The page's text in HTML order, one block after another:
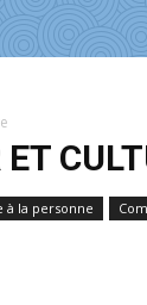
à la personne